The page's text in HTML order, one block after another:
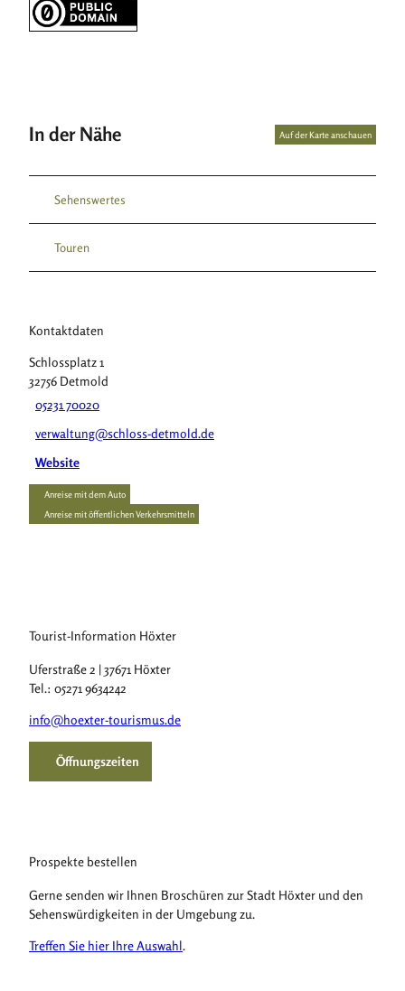
In der Nähe Auf der Karte anschauen
Sehenswertes
Touren
Kontaktdaten
Schlossplatz 1
32756 Detmold
05231 70020
verwaltung@schloss-detmold.de
Website
Anreise mit dem Auto
Anreise mit öffentlichen Verkehrsmitteln
Tourist-Information Höxter
Uferstraße 2 | 37671 Höxter
Tel.: 05271 9634242
info@hoexter-tourismus.de
Öffnungszeiten
Prospekte bestellen
Gerne senden wir Ihnen Broschüren zur Stadt Höxter und den
Sehenswürdigkeiten in der Umgebung zu.
Treffen Sie hier Ihre Auswahl.